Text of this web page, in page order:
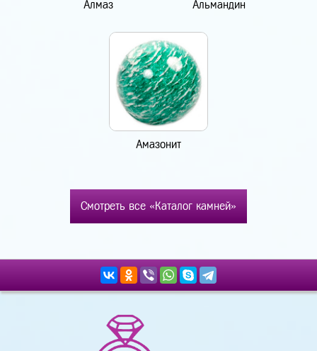
Алмаз Альмандин
Амазонит
Смотреть все «Каталог камней»